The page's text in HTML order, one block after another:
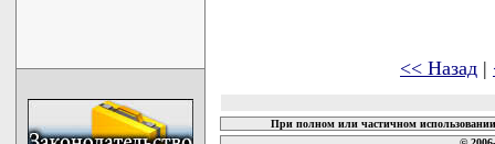
<< Назад |
При полном или частичном